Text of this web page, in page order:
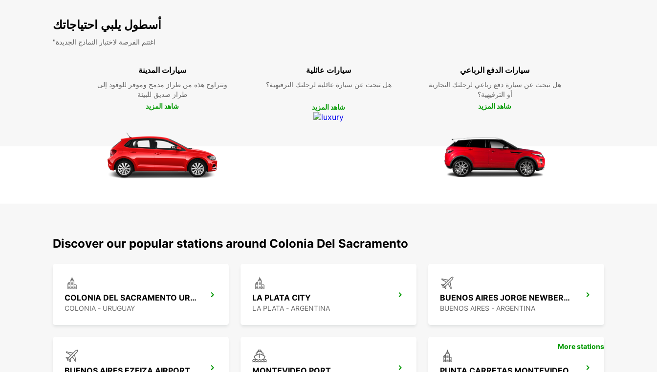
أسطول يلبي احتياجاتك
"اغتنم الفرصة لاختبار النماذج الجديدة
سيارات المدينة
وتتراوح هذه من طراز مدمج وموفر للوقود إلى
طراز صديق للبيئة
شاهد المزيد
سيارات عائلية
هل تبحث عن سيارة عائلية لرحلتك الترفيهية؟
شاهد المزيد
سيارات الدفع الرباعي
هل تبحث عن سيارة دفع رباعي لرحلتك التجارية
أو الترفيهية؟
شاهد المزيد
Discover our popular stations around Colonia Del Sacramento
COLONIA DEL SACRAMENTO URUGUAY
COLONIA - URUGUAY
LA PLATA CITY
LA PLATA - ARGENTINA
BUENOS AIRES JORGE NEWBERY AIRPORT
BUENOS AIRES - ARGENTINA
More stations